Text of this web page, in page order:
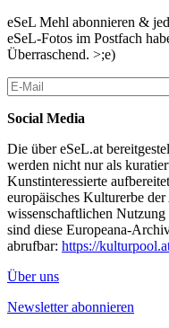
eSeL Mehl abonnieren &
eSeL-Fotos im Postfach
Überraschend. >;e)
Social Media
Die über eSeL.at
werden nicht nur als
Kunstinteressierte
europäisches Kulturerbe
wissenschaftlichen
sind diese Europeana-
abrufbar: https://
Über uns
Newsletter abonnieren